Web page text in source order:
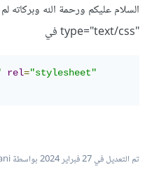
السلام عليكم ورحمة الله وبركاته
"type="text/css في
rel="stylesheet"
تم التعديل في27 فبراير 2024 بواسطة Essa Al Numani